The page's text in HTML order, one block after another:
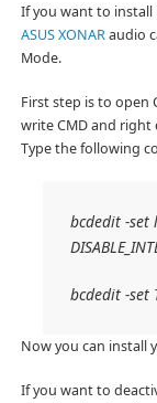
If you want to install
ASUS XONARaudio
Mode.
First step is to open
write CMD and
Type the following
bcdedit -set
bcdedit -set
Now you can install
If you want to